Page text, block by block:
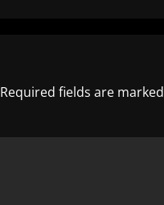
Required fields are marked